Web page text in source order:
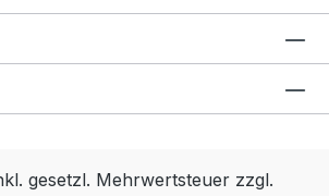
gesetzl. Mehrwertsteuer zzgl.